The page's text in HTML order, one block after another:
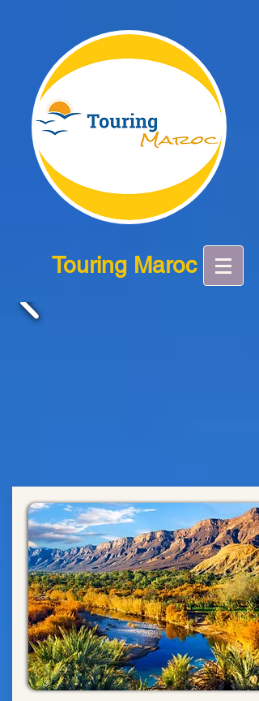
Touring Maroc